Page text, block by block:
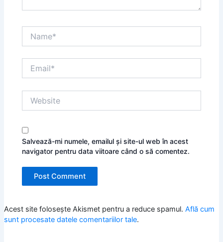
Salvează-mi numele, emailul și site-ul web în acest
navigator pentru data viitoare când o să comentez.
Acest site folosește Akismet pentru a reduce spamul. Află cum
sunt procesate datele comentariilor tale.